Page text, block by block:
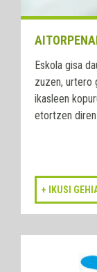
Eskola gisa
zuzen, urtero
ikasleen
etortzen